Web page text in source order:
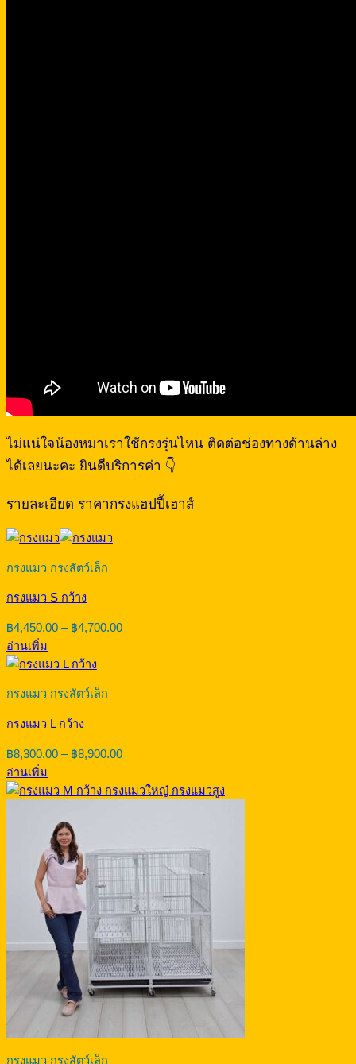
ไม่แน่ใจน้องหมาเราใช้กรงรุ่นไหน ติดต่อช่องทางด้านล่าง
ได้เลยนะคะ ยินดีบริการค่า 👇
รายละเอียด ราคากรงแฮปปี้เฮาส์
กรงแมว กรงสัตว์เล็ก
กรงแมว S กว้าง
฿4,450.00 – ฿4,700.00Price
อ่านเพิ่ม
กรงแมว กรงสัตว์เล็ก
กรงแมว L กว้าง
฿8,300.00 – ฿8,900.00Price
through
อ่านเพิ่ม
กรงแมว กรงสัตว์เล็ก